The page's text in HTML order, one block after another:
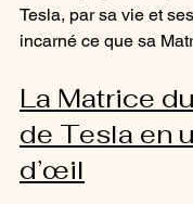
Tesla, par sa vie et
incarné ce que sa
La Matrice
de Tesla en
d’œil